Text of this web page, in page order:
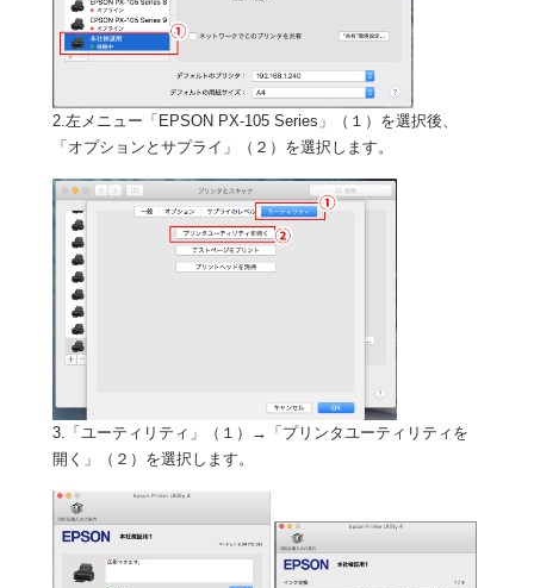
2.左メニュー「EPSON PX-105 Series」（１）を選択後、
「オプションとサプライ」（２）を選択します。
3.「ユーティリティ」（１）→「プリンタユーティリティを
開く」（２）を選択します。